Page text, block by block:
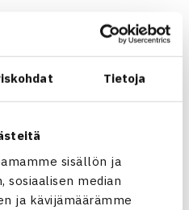
Tietoja
sisällön ja
sosiaalisen median
ja kävijämäärämme
Ervand Gasparyan ovat
kolmossijoitetut
ja Andrei Basilevskin
-turnaus